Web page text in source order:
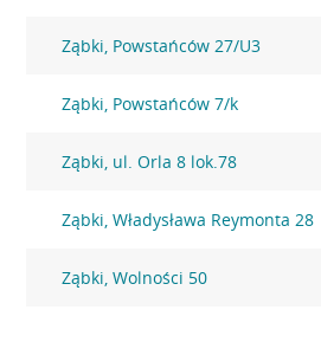
Ząbki, Powstańców 27/U3
Ząbki, Powstańców 7/k
Ząbki, ul. Orla 8 lok.78
Ząbki, Władysława Reymonta 28
Ząbki, Wolności 50